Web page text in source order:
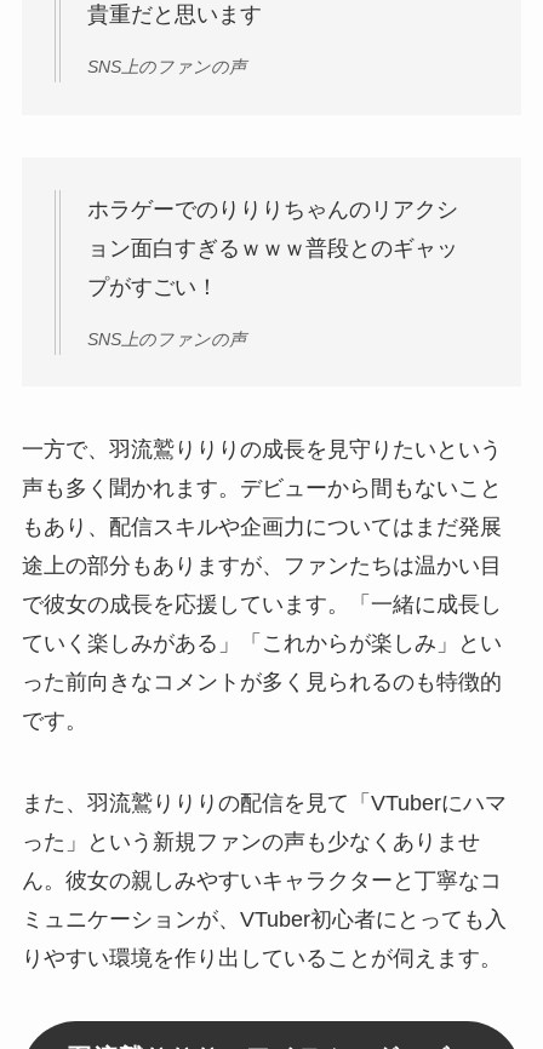
貴重だと思います
SNS上のファンの声
ホラゲーでのりりりちゃんのリアクシ
ョン面白すぎるｗｗｗ普段とのギャッ
プがすごい！
SNS上のファンの声
一方で、羽流鷲りりりの成長を見守りたいという
声も多く聞かれます。デビューから間もないこと
もあり、配信スキルや企画力についてはまだ発展
途上の部分もありますが、ファンたちは温かい目
で彼女の成長を応援しています。「一緒に成長し
ていく楽しみがある」「これからが楽しみ」とい
った前向きなコメントが多く見られるのも特徴的
です。
また、羽流鷲りりりの配信を見て「VTuberにハマ
った」という新規ファンの声も少なくありませ
ん。彼女の親しみやすいキャラクターと丁寧なコ
ミュニケーションが、VTuber初心者にとっても入
りやすい環境を作り出していることが伺えます。